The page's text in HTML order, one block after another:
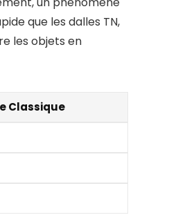
que les dalles TN,
les objets en
Classique